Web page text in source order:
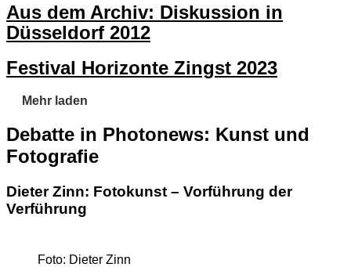
Aus dem Archiv: Diskussion in
Düsseldorf 2012
Festival Horizonte Zingst 2023
Mehr laden
Debatte in Photonews: Kunst und
Fotografie
Dieter Zinn: Fotokunst – Vorführung der
Verführung
Foto: Dieter Zinn